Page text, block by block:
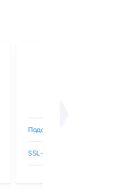
Подобрать SSL-сертификат
SSL-сертификаты GlobalSign